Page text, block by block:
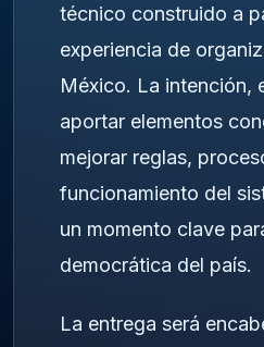
técnico construido a
experiencia de
México. La intención,
aportar elementos
mejorar reglas,
funcionamiento del
un momento clave
democrática del país.
La entrega será